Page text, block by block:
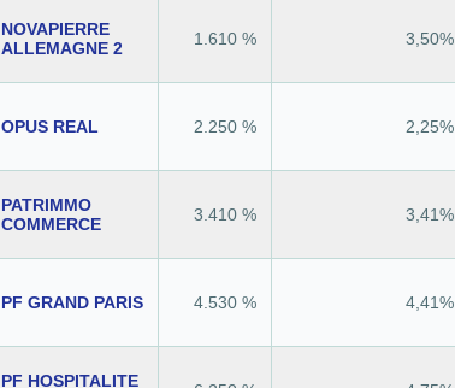
NOVAPIERRE
ALLEMAGNE 2
1.610 % 3,50%
OPUS REAL 2.250 % 2,25%
PATRIMMO
COMMERCE
3.410 % 3,41%
PF GRAND PARIS 4.530 % 4,41%
PF HOSPITALITE